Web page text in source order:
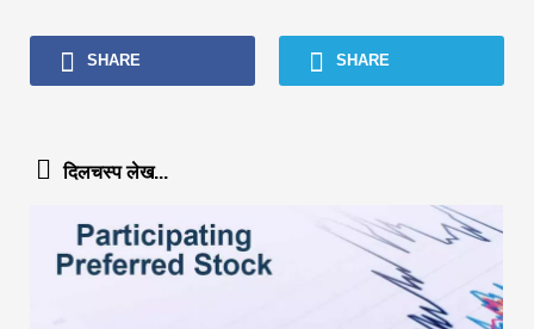
SHARE SHARE
दिलचस्प लेख...